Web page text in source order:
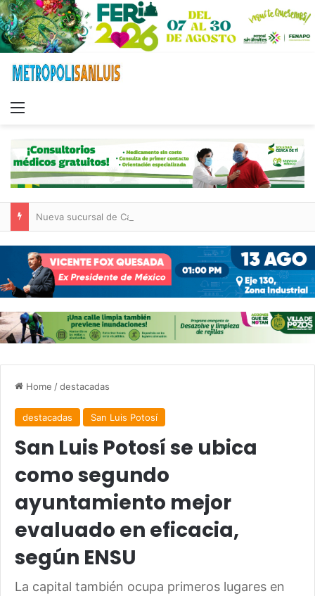
Home /destacadas
destacadas San Luis Potosí
San Luis Potosí se ubica
como segundo
ayuntamiento mejor
evaluado en eficacia,
según ENSU
La capital también ocupa primeros lugares en